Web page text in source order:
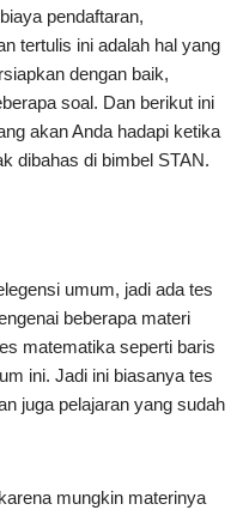
pendaftaran,
tertulis ini adalah hal yang
dengan baik,
soal. Dan berikut ini
akan Anda hadapi ketika
dibahas di bimbel STAN.
umum, jadi ada tes
beberapa materi
matematika seperti baris
ini. Jadi ini biasanya tes
juga pelajaran yang sudah
mungkin materinya